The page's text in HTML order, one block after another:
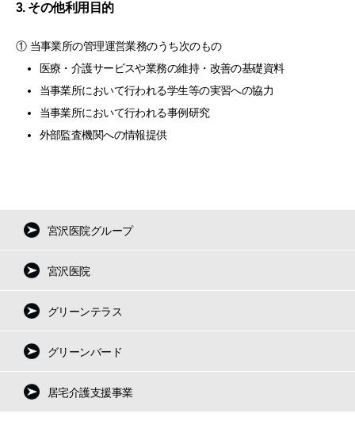
3. その他利用目的
① 当事業所の管理運営業務のうち次のもの
医療・介護サービスや業務の維持・改善の基礎資料
当事業所において行われる学生等の実習への協力
当事業所において行われる事例研究
外部監査機関への情報提供
宮沢医院グループ
宮沢医院
グリーンテラス
グリーンバード
居宅介護支援事業